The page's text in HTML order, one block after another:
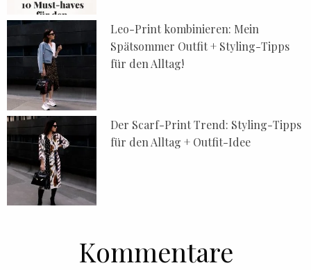
Leo-Print kombinieren: Mein
Spätsommer Outfit + Styling-Tipps
für den Alltag!
Der Scarf-Print Trend: Styling-Tipps
für den Alltag + Outfit-Idee
Kommentare